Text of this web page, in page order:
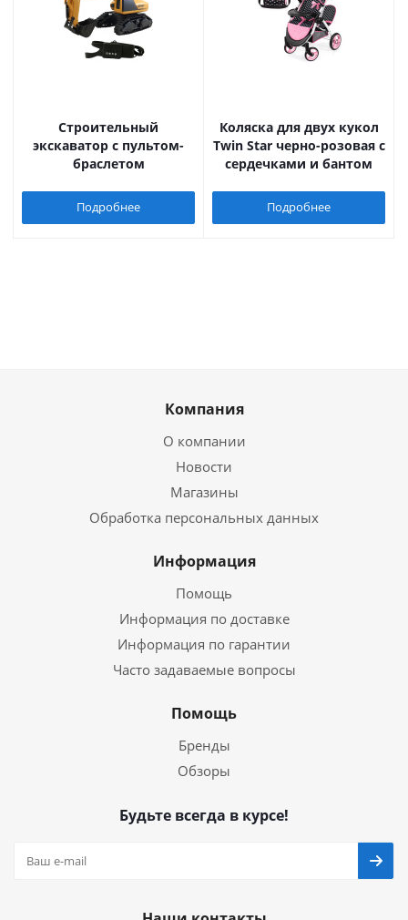
Строительный
экскаватор с пультом-
браслетом
Подробнее
Коляска для двух кукол
Twin Star черно-розовая с
сердечками и бантом
Подробнее
Компания
О компании
Новости
Магазины
Обработка персональных данных
Информация
Помощь
Информация по доставке
Информация по гарантии
Часто задаваемые вопросы
Помощь
Бренды
Обзоры
Будьте всегда в курсе!